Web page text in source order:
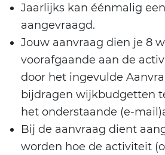
Jaarlijks kan éénmalig
aangevraagd.
Jouw aanvraag dien je 8
voorafgaande aan de
door het ingevulde
bijdragen wijkbudgetten
het onderstaande (e-
Bij de aanvraag dient
worden hoe de activiteit